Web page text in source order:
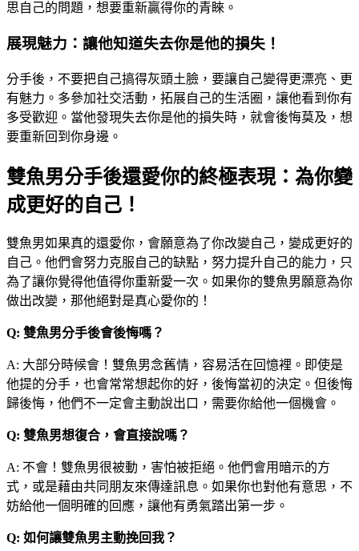
思自己的問題，想要重新贏得你的青睞。
展現魅力：讓他知道失去你是他的損失！
分手後，不要把自己搞得灰頭土臉，要讓自己變得更漂亮、更
有魅力。多參加社交活動，拓展自己的生活圈，讓他看到你有
多受歡迎。當他發現失去你是他的損失時，就會後悔莫及，想
要重新回到你身邊。
雙魚男分手後還愛你的終極表現：為你變
成更好的自己！
雙魚男如果真的還愛你，會願意為了你改變自己，變成更好的
自己。他們會努力克服自己的缺點，努力提升自己的能力，只
為了讓你覺得他值得你重新愛一次。如果你的雙魚男願意為你
做出改變，那他絕對是真心愛你的！
Q: 雙魚男分手後會後悔嗎？
A: 大部分時候會！雙魚男念舊情，容易活在回憶裡。即使是
他提的分手，也會常常想起你的好，後悔當初的決定。但後悔
歸後悔，他們不一定會主動說出口，需要你給他一個機會。
Q: 雙魚男想復合，會直接說嗎？
A: 不會！雙魚男很被動，害怕被拒絕。他們會用暗示的方
式，或是藉由共同朋友來傳達訊息。如果你也對他有意思，不
妨給他一個明確的回應，讓他有勇氣踏出第一步。
Q: 如何讓雙魚男主動挽回我？